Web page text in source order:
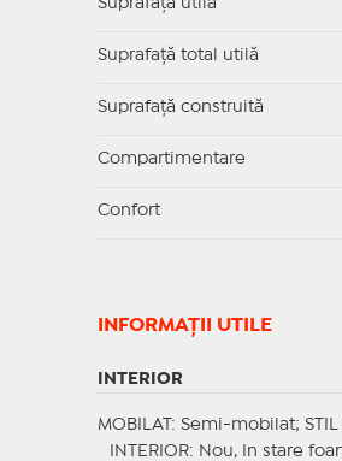
Suprafaţă utilă
Suprafaţă total utilă
Suprafaţă construită
Compartimentare
Confort
INFORMAŢII UTILE
INTERIOR
MOBILAT : Semi-mobilat;
INTERIOR: Nou, In stare